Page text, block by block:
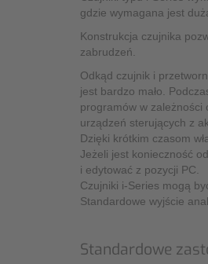
gdzie wymagana jest
Konstrukcja czujnika
zabrudzeń.
Odkąd czujnik i
jest bardzo mało.
programów w zależności
urządzeń sterujących z
Dzięki krótkim czasom
Jeżeli jest konieczność
i edytować z pozycji PC.
Czujniki i-Series mogą
Standardowe wyjście
Standardowe